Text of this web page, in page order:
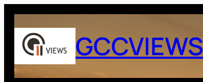
Saltar
contenido
GCCVIEWS